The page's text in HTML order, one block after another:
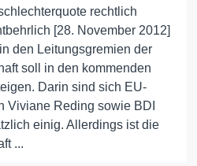
rechtlich
[28. November 2012]
den Leitungsgremien der
soll in den kommenden
Darin sind sich EU-
Viviane Reding sowie BDI
einig. Allerdings ist die
...